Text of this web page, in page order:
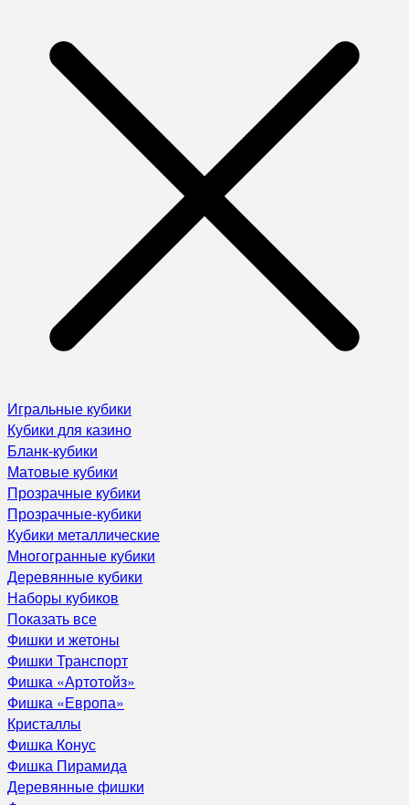
Игральные кубики
Кубики для казино
Бланк-кубики
Матовые кубики
Прозрачные кубики
Прозрачные-кубики
Кубики металлические
Многогранные кубики
Деревянные кубики
Наборы кубиков
Показать все
Фишки и жетоны
Фишки Транспорт
Фишка «Артотойз»
Фишка «Европа»
Кристаллы
Фишка Конус
Фишка Пирамида
Деревянные фишки